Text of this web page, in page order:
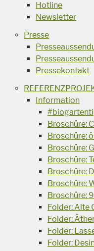
Hotline
Newsletter
Presse
Pressekontakt
Information
Broschüre:
Broschüre:
Broschüre:
Broschüre:
Broschüre:
Broschüre:
Broschüre:
Folder: Alte
Folder:
Folder:
Folder: